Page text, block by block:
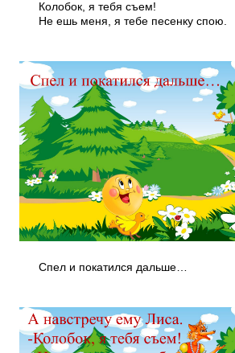
Колобок, я тебя съем!
Не ешь меня, я тебе песенку спою.
Спел и покатился дальше…